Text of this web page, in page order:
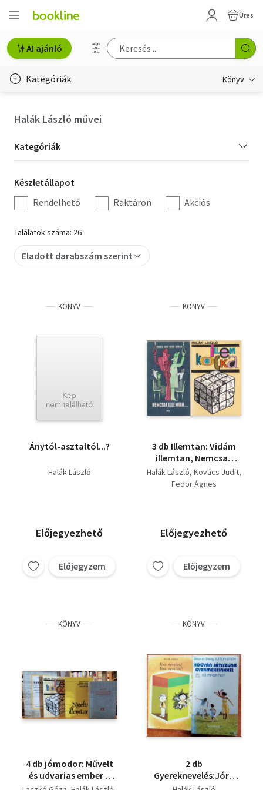
Üres
AI ajánló
Kategóriák Könyv
Hobbi, szabadidő
Irodalom
Művészet
Szakkönyv
Tankönyv, segédkönyv
Társadalomtudomány
Halák László művei
Kategória
szűrés
Kategóriák
Készletállapot
szűrés
Készletállapot
Rendelhető
Raktáron Akciós
Találatok száma: 26
Eladott darabszám szerint
KÖNYV
Ánytól-asztaltól...?
Halák László
Előjegyezhető
Előjegyzem
KÖNYV
3 db Illemtan: Vidám
illemtan, Nemcsak
illemtan, Illemkocka
Halák László Kovács Judit
Fedor Ágnes
Előjegyezhető
Előjegyzem
KÖNYV
4 db jómodor: Művelt
és udvarias ember a
XX. században;
KÖNYV
2 db
Gyereknevelés:Jóra
nevellek! Jóra